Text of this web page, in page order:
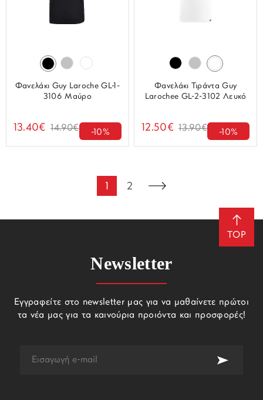
Φανελάκι Guy Laroche GL-1-
3106 Μαύρο
13.40€ 14.90€ -10%
Φανελάκι Τιράντα Guy
Larochee GL-2-3102 Λευκό
12.50€ 13.90€ -10%
1 2
TOP
Newsletter
Εγγραφείτε στο newsletter μας για να μαθαίνετε πρώτοι
τα νέα μας για τα καινούρια προιόντα και προσφορές!